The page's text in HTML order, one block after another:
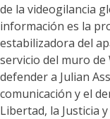
de la videogilancia
información es la
estabilizadora del
servicio del muro de
defender a Julian
comunicación y el
Libertad, la Justicia